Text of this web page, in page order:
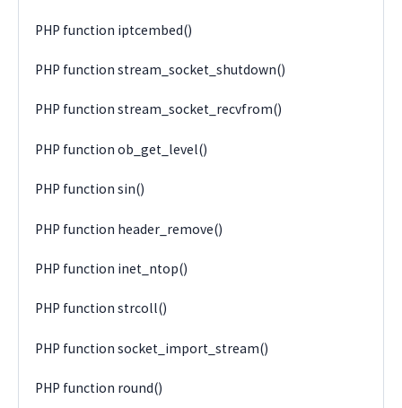
PHP function iptcembed()
PHP function stream_socket_shutdown()
PHP function stream_socket_recvfrom()
PHP function ob_get_level()
PHP function sin()
PHP function header_remove()
PHP function inet_ntop()
PHP function strcoll()
PHP function socket_import_stream()
PHP function round()